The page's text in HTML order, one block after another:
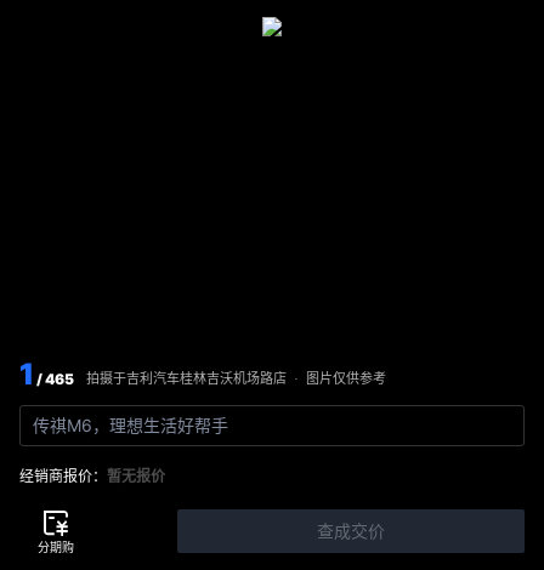
1 / 465 拍摄于吉利汽车桂林吉沃机场路店 · 图片仅供参考
传祺M6，理想生活好帮手
经销商报价： 暂无报价
查成交价